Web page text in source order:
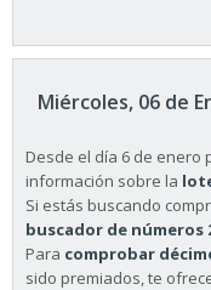
Miércoles, 06 de
Desde el día 6 de enero
información sobre la
Si estás buscando
buscador de números
Para comprobar
sido premiados, te